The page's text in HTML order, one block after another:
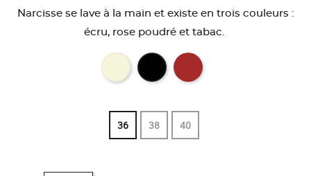
Narcisse se lave à la main et existe en trois couleurs :
écru, rose poudré et tabac.
36 38 40